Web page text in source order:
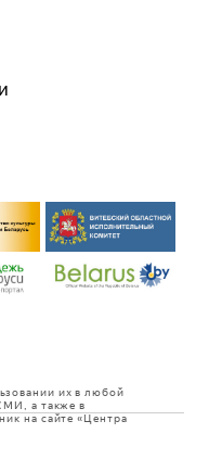
их в любой
а также в
на сайте «Центра